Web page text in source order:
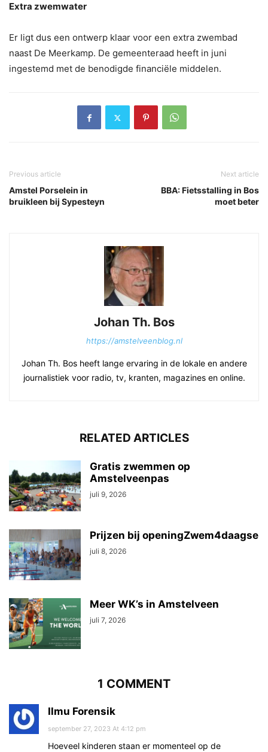
Extra zwemwater
Er ligt dus een ontwerp klaar voor een extra zwembad
naast De Meerkamp. De gemeenteraad heeft in juni
ingestemd met de benodigde financiële middelen.
Previous article
Amstel Porselein in
bruikleen bij Sypesteyn
Next article
BBA: Fietsstalling in Bos
moet beter
Johan Th. Bos
https://amstelveenblog.nl
Johan Th. Bos heeft lange ervaring in de lokale en andere
journalistiek voor radio, tv, kranten, magazines en online.
RELATED ARTICLES
Gratis zwemmen op
Amstelveenpas
juli 9, 2026
Prijzen bij openingZwem4daagse
juli 8, 2026
Meer WK’s in Amstelveen
juli 7, 2026
1 COMMENT
Ilmu Forensik
september 27, 2023 At 4:12 pm
Hoeveel kinderen staan er momenteel op de